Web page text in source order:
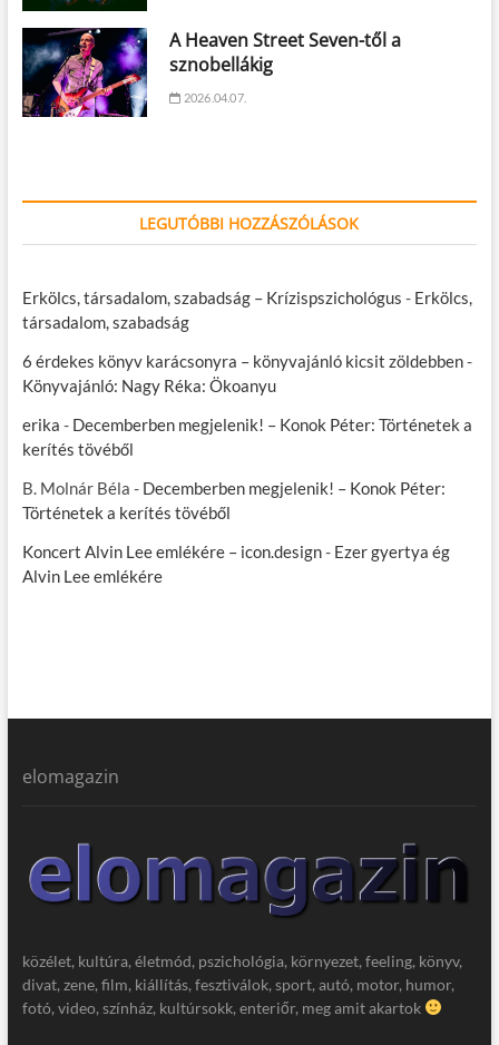
A Heaven Street Seven-től a
sznobellákig
2026.04.07.
LEGUTÓBBI HOZZÁSZÓLÁSOK
Erkölcs, társadalom, szabadság – Krízispszichológus - Erkölcs,
társadalom, szabadság
6 érdekes könyv karácsonyra – könyvajánló kicsit zöldebben-
Könyvajánló: Nagy Réka: Ökoanyu
erika - Decemberben megjelenik! – Konok Péter: Történetek a
kerítés tövéből
B. Molnár Béla - Decemberben megjelenik! – Konok Péter:
Történetek a kerítés tövéből
Koncert Alvin Lee emlékére – icon.design- Ezer gyertya ég
Alvin Lee emlékére
elomagazin
közélet, kultúra, életmód, pszichológia, környezet, feeling, könyv,
divat, zene, film, kiállítás, fesztiválok, sport, autó, motor, humor,
fotó, video, színház, kultúrsokk, enteriőr, meg amit akartok